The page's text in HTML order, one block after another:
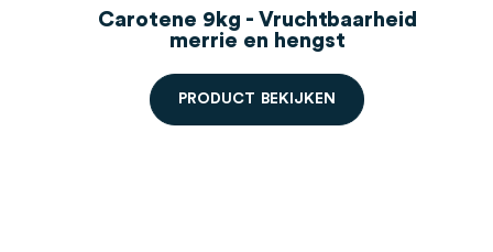
Carotene 9kg - Vruchtbaarheid
merrie en hengst
PRO DUCT BE K J KE N